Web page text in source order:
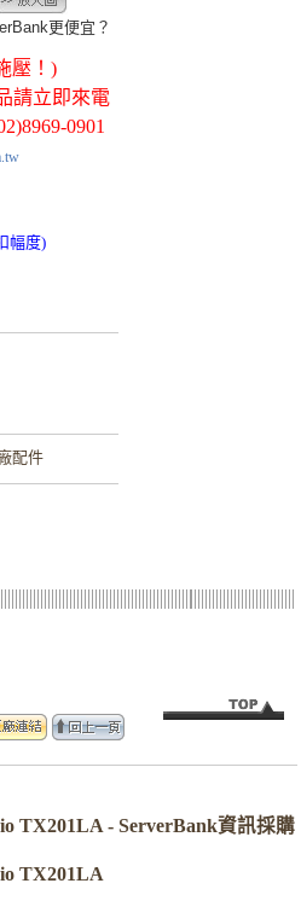
更便宜？
壓！)
請立即來電
0901
幅度)
配件
TX201LA - ServerBank資訊採購
TX201LA